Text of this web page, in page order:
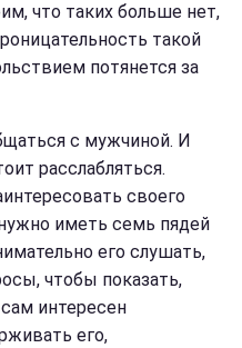
что таких больше нет,
такой
потянется за
с мужчиной. И
расслабляться.
своего
иметь семь пядей
его слушать,
чтобы показать,
интересен
его,